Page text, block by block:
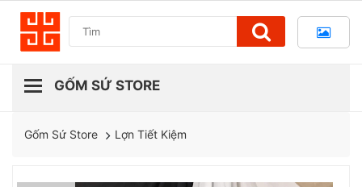
Gốm Sứ Store Lợn Tiết Kiệm